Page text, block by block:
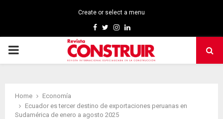
Create or select a menu
Facebook
TwitterInstagram
Linkedin
PRIMARY
Home
Economía
Ecuador es tercer destino de exportaciones peruanas en
Sudamérica de enero a agosto 2025